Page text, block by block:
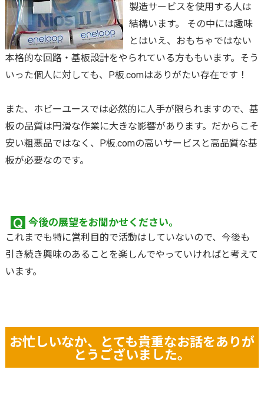
製造サービスを使用する人は
結構います。 その中には趣味
とはいえ、おもちゃではない
本格的な回路・基板設計をやられている方ももいます。そう
いった個人に対しても、P板.comはありがたい存在です！
また、ホビーユースでは必然的に人手が限られますので、基
板の品質は円滑な作業に大きな影響があります。だからこそ
安い粗悪品ではなく、P板.comの高いサービスと高品質な基
板が必要なのです。
今後の展望をお聞かせください。
これまでも特に営利目的で活動はしていないので、今後も
引き続き興味のあることを楽しんでやっていければと考えて
います。
お忙しいなか、とても貴重なお話をありが
とうございました。